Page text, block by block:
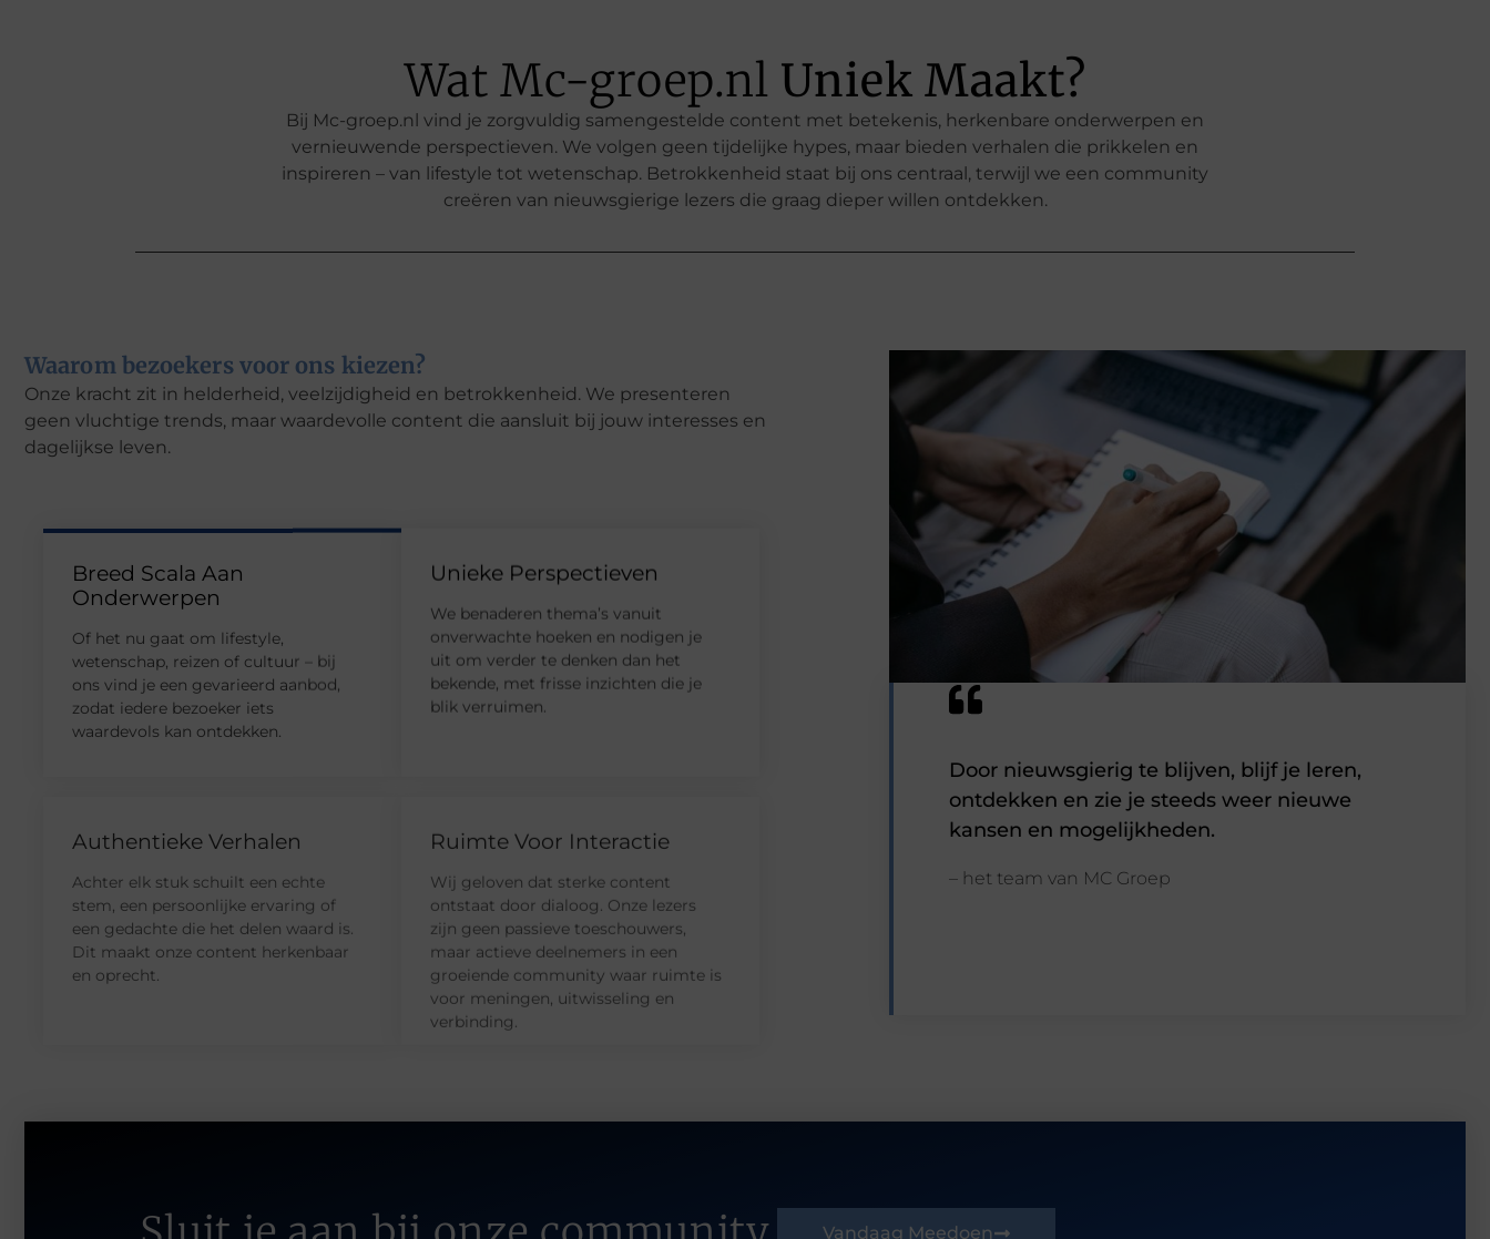
Wat Mc-groep.nl Uniek Maakt?
Bij Mc-groep.nl vind je zorgvuldig samengestelde content met betekenis, herkenbare onderwerpen en
vernieuwende perspectieven. We volgen geen tijdelijke hypes, maar bieden verhalen die prikkelen en
inspireren – van lifestyle tot wetenschap. Betrokkenheid staat bij ons centraal, terwijl we een community
creëren van nieuwsgierige lezers die graag dieper willen ontdekken.
Waarom bezoekers voor ons kiezen?
Onze kracht zit in helderheid, veelzijdigheid en betrokkenheid. We presenteren
geen vluchtige trends, maar waardevolle content die aansluit bij jouw interesses en
dagelijkse leven.
Breed Scala Aan
Onderwerpen
Of het nu gaat om lifestyle,
wetenschap, reizen of cultuur – bij
ons vind je een gevarieerd aanbod,
zodat iedere bezoeker iets
waardevols kan ontdekken.
Unieke Perspectieven
We benaderen thema’s vanuit
onverwachte hoeken en nodigen je
uit om verder te denken dan het
bekende, met frisse inzichten die je
blik verruimen.
Authentieke Verhalen
Achter elk stuk schuilt een echte
stem, een persoonlijke ervaring of
een gedachte die het delen waard is.
Dit maakt onze content herkenbaar
en oprecht.
Ruimte Voor Interactie
Wij geloven dat sterke content
ontstaat door dialoog. Onze lezers
zijn geen passieve toeschouwers,
maar actieve deelnemers in een
groeiende community waar ruimte is
voor meningen, uitwisseling en
verbinding.
Door nieuwsgierig te blijven, blijf je leren,
ontdekken en zie je steeds weer nieuwe
kansen en mogelijkheden.
– het team van MC Groep
Vandaag Meedoen